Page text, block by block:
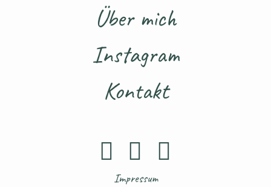
Über mich
Instagram
Kontakt
Impressum